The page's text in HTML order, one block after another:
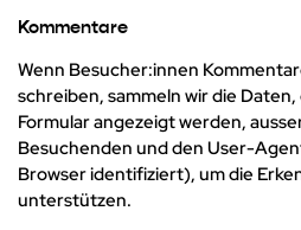
Kommentare
Wenn Besucher:innen
schreiben, sammeln wir die
Formular angezeigt werden,
Besuchenden und den User-
Browser identifiziert), um die
unterstützen.